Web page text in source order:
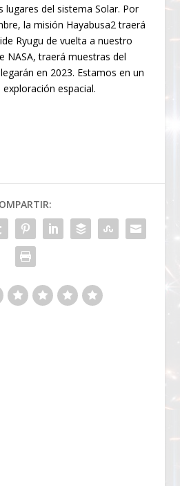
lugares del sistema Solar. Por
la misión Hayabusa2 traerá
Ryugu de vuelta a nuestro
NASA, traerá muestras del
en 2023. Estamos en un
espacial.